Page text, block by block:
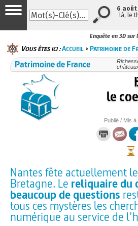
Enquête en 3D sur
Vous êtes ici :Accueil >Patrimoine de
Patrimoine de France
le
Publié / Mis à
Nantes fête actuellement
Bretagne. Le reliquaire du
beaucoup de questions
tous ces mystères les
numérique au service de
6 août
là, le